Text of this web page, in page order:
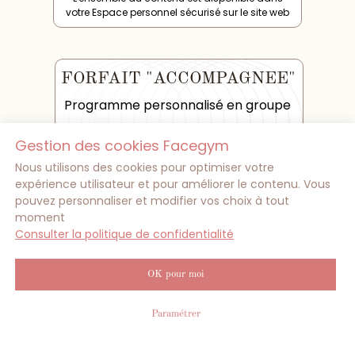
votre Espace personnel sécurisé sur le site web
ТАРИФ
1
FORFAIT "ACCOMPAGNEE"
CONTENU DU PROGRAMME
Programme personnalisé en groupe
Durée programme : 3 semaines
Investissement : 15 minutes par jour
Accès illimité pendant 6 mois
✧ Exercices niveau débutant
✧ Exercices niveau avancé sur les zones
Gestion des cookies Facegym
Nous utilisons des cookies pour optimiser votre
expérience utilisateur et pour améliorer le contenu. Vous
pouvez personnaliser et modifier vos choix à tout
moment
Consulter la politique de confidentialité
OK pour moi
Paramétrer